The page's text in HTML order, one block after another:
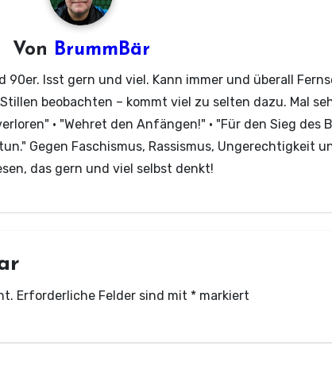
Von BrummBär
90er. Isst gern und viel. Kann immer und überall
beobachten – kommt viel zu selten dazu. Mal
· "Wehret den Anfängen!" · "Für den Sieg des
Gegen Faschismus, Rassismus, Ungerechtigkeit
das gern und viel selbst denkt!
Erforderliche Felder sind mit * markiert